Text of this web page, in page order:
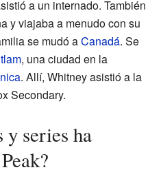
a un internado. También
y viajaba a menudo con su
se mudó aCanadá. Se
, una ciudad en la
. Allí, Whitney asistió a la
Secondary.
y series ha